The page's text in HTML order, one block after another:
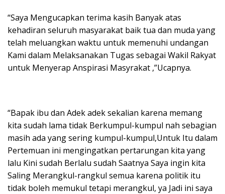
“Saya Mengucapkan terima kasih Banyak atas
kehadiran seluruh masyarakat baik tua dan muda yang
telah meluangkan waktu untuk memenuhi undangan
Kami dalam Melaksanakan Tugas sebagai Wakil Rakyat
untuk Menyerap Anspirasi Masyrakat ,”Ucapnya.
“Bapak ibu dan Adek adek sekalian karena memang
kita sudah lama tidak Berkumpul-kumpul nah sebagian
masih ada yang sering kumpul-kumpul,Untuk Itu dalam
Pertemuan ini mengingatkan pertarungan kita yang
lalu Kini sudah Berlalu sudah Saatnya Saya ingin kita
Saling Merangkul-rangkul semua karena politik itu
tidak boleh memukul tetapi merangkul, ya Jadi ini saya